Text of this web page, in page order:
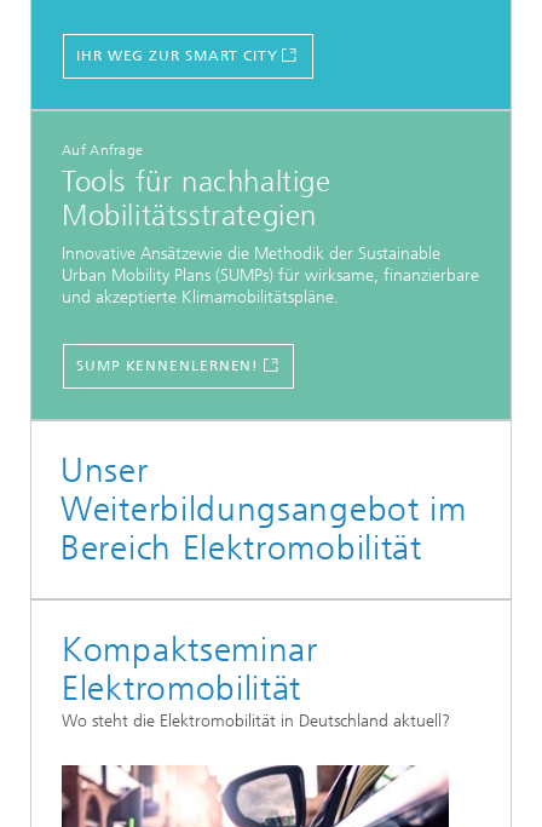
IHR WEG ZUR SMART CITY
Auf Anfrage
Tools für nachhaltige
Mobilitätsstrategien
Innovative Ansätzewie die Methodik der Sustainable
Urban Mobility Plans (SUMPs) für wirksame, finanzierbare
und akzeptierte Klimamobilitätspläne.
SUMP KENNENLERNEN!
Unser
Weiterbildungsangebot im
Bereich Elektromobilität
Kompaktseminar
Elektromobilität
Wo steht die Elektromobilität in Deutschland aktuell?